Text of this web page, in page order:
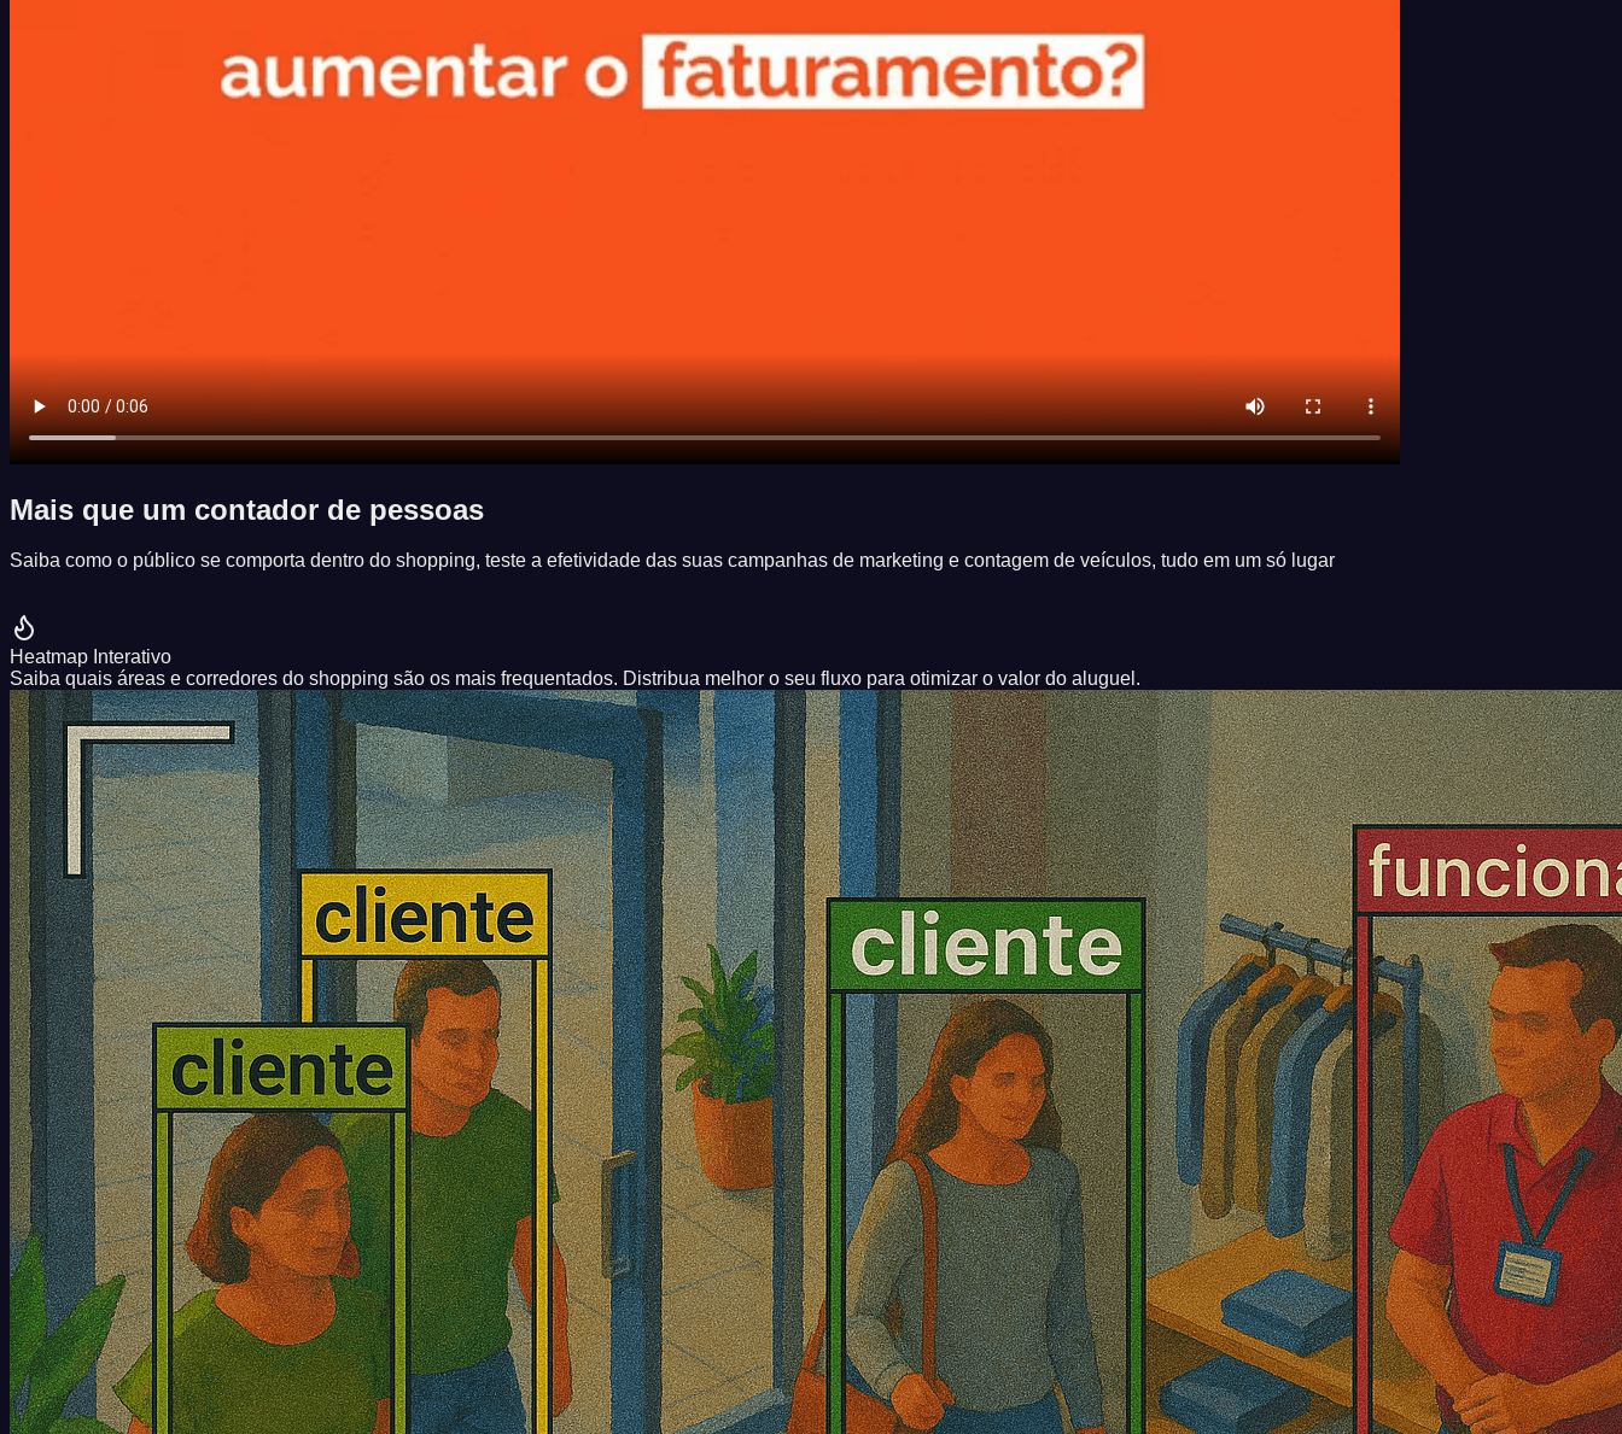
Mais que um contador de pessoas
Saiba como o público se comporta dentro do shopping, teste a efetividade das suas campanhas de marketing e contagem de veículos, tudo em um só lugar
Heatmap Interativo
Saiba quais áreas e corredores do shopping são os mais frequentados. Distribua melhor o seu fluxo para otimizar o valor do aluguel.